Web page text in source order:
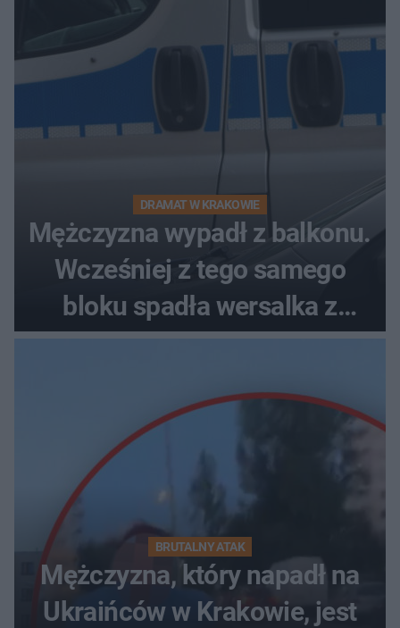
DRAMAT W KRAKOWIE
Mężczyzna wypadł z balkonu.
Wcześniej z tego samego
bloku spadła wersalka z
pościelą
BRUTALNY ATAK
Mężczyzna, który napadł na
Ukraińców w Krakowie, jest